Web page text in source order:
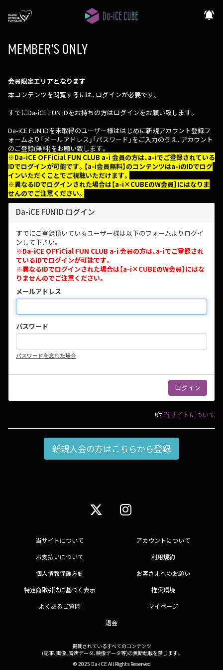
notifications_active
MEMBER'S ONLY
会員限定エリアとなります
本コンテンツを閲覧するには、ログインが必要です。
すでにDa-iCE FUN IDをお持ちの方はログインをお願い致します。
Da-iCE FUN IDを未取得のユーザー様ははじめに新規アカウント登録フ
ォームより「メールアドレス」「パスワード」をご入力のうえ、アカウント
のご登録(無料)をお願い致します。
※Da-iCE OFFiCial FUN CLUB a-i 会員の方は、a-iでご登録されている
IDでログインが可能です。【a-i会員無料】のコンテンツはa-iのIDでログ
インいただくことでご視聴いただけます。
※異なるIDでログインされた場合は【a-i×CUBEのW会員】にはなりま
せんのでご注意ください。
Da-iCE FUN ID ログイン
すでにご登録頂いているユーザー様は以下のフォームよりログイ
ンして下さい。
※Da-iCE OFFiCial FUN CLUB a-i 会員の方は、a-iでご登録され
ているIDでログインが可能です。
※異なるIDでログインされた場合は【a-i×CUBEのW会員】にはな
りませんのでご注意ください。
メールアドレス
パスワード
パスワードを忘れた場合
当サイトについて
新規入会の方はこちらから登録
当サイトについて
アカウントについて
お支払いについて
利用規約
個人情報保護方針
お客さまへのお願い
特定商取引法に基づく表示
推奨環境
よくあるご質問
マイページ
退会
掲載されているすべてのコンテンツ
(記事、画像、音声データ、映像データ等)の無断転載を禁じます。
© 2025 Da-iCE All Rights Reserved